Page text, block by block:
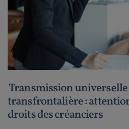
Transmission
transfrontalière :
droits des créanciers